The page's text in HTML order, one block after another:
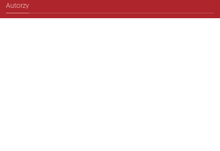
Autorzy